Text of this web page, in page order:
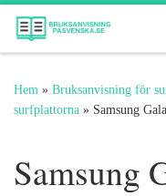
Hoppa till innehåll
Hem » Bruksanvisning för
surfplattorna » Samsung
Samsung